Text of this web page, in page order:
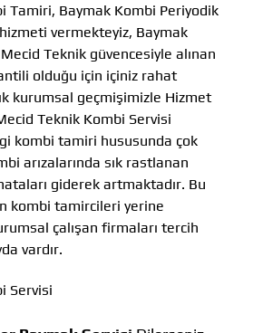
Tamiri, Baymak Kombi Periyodik
vermekteyiz, Baymak
Teknik güvencesiyle alınan
olduğu için içiniz rahat
kurumsal geçmişimizle Hizmet
Teknik Kombi Servisi
kombi tamiri hususunda çok
arızalarında sık rastlanan
giderek artmaktadır. Bu
kombi tamircileri yerine
çalışan firmaları tercih
vardır.
Servisi